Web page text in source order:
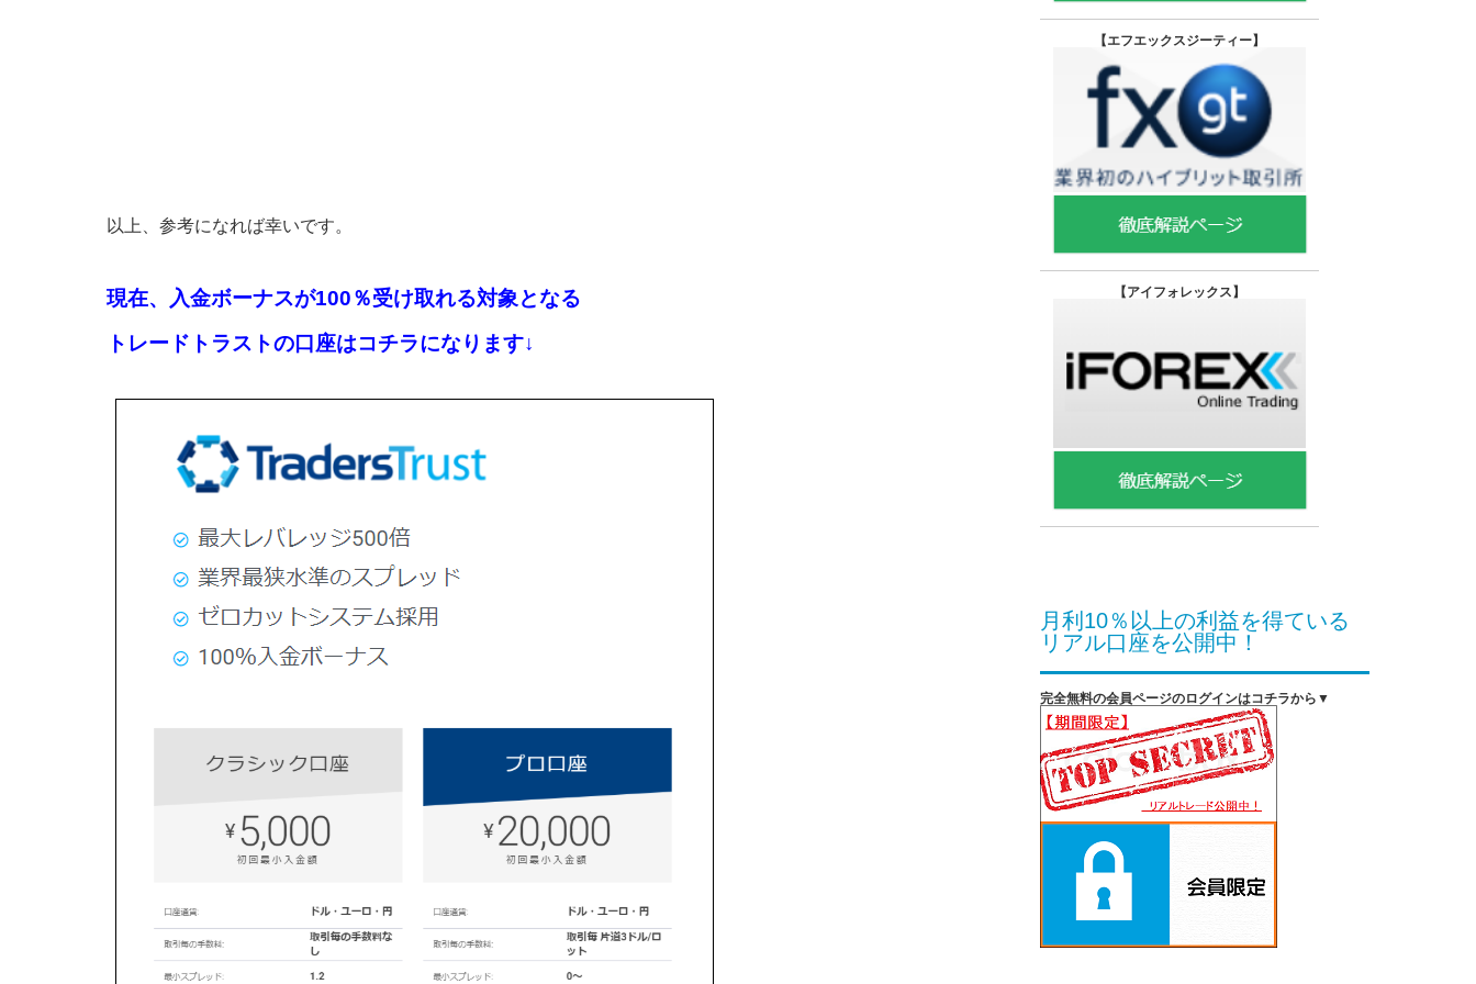
以上、参考になれば幸いです。
現在、入金ボーナスが100％受け取れる対象となる
トレードトラストの口座はコチラになります↓
【エフエックスジーティー】
【アイフォレックス】
月利10％以上の利益を得ている
リアル口座を公開中！
完全無料の会員ページのログインはコチラから▼